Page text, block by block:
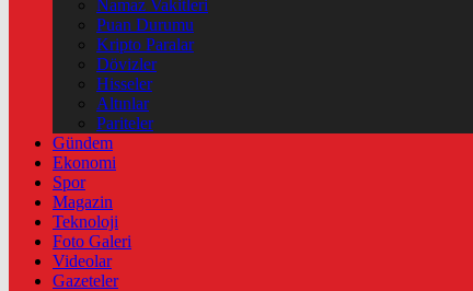
Namaz Vakitleri
Puan Durumu
Kripto Paralar
Dövizler
Hisseler
Altınlar
Pariteler
Gündem
Ekonomi
Spor
Magazin
Teknoloji
Foto Galeri
Videolar
Gazeteler